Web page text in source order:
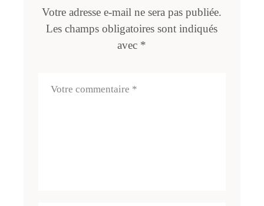
Votre adresse e-mail ne sera pas publiée.
Les champs obligatoires sont indiqués
avec *